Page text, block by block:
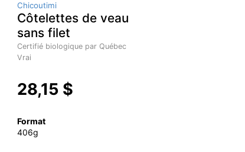
Chicoutimi
Côtelettes de veau
sans filet
Certifié biologique par Québec
Vrai
28,15 $
Format
406g